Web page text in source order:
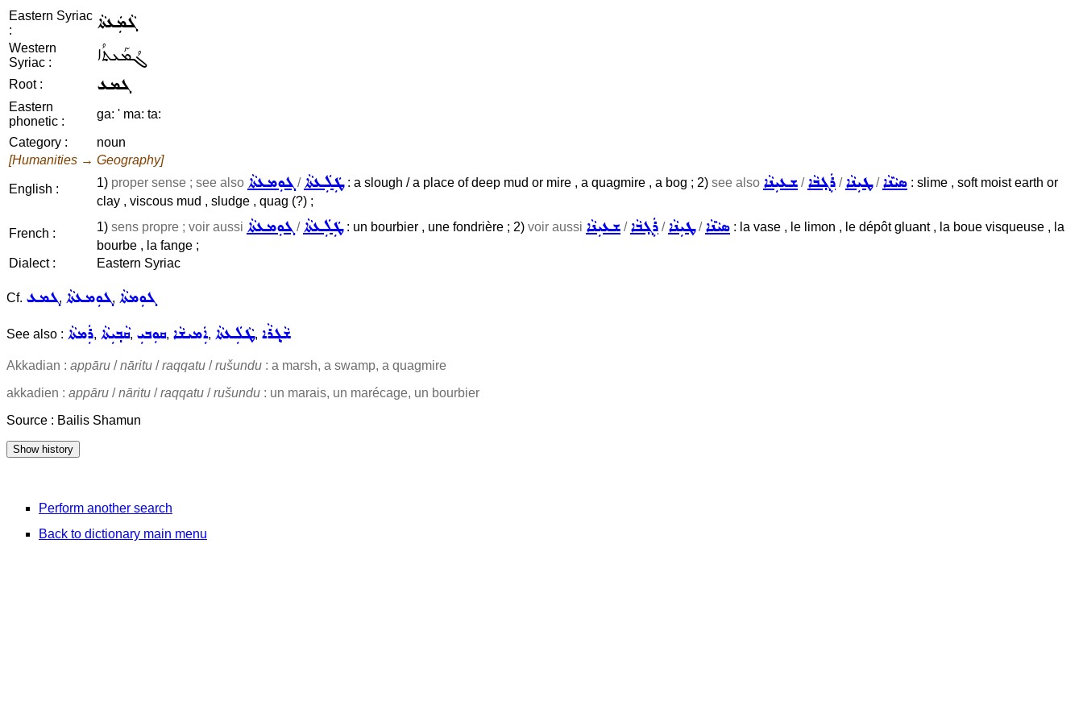
Eastern Syriac
:
ܓܵܡܲܥܬܵܐ
Western
Syriac :
ܓܳܡܰܥܬܳܐ
Root : ܓܡܥ
Eastern
phonetic :
ga: ' ma: ta:
Category :
noun
[Humanities → Geography]
English : 1) proper sense ; see also ܓܘܼܡܥܬܵܐ /ܛܲܠܲܥܬܵܐ: a slough / a place of deep mud or mire , a quagmire , a bog ; 2) see also ܫܥܝܼܢܵܐ /ܪܲܓ݂ܒܵܐ /ܛܝܼܢܵܐ/ܣܝܵܢܵܐ : slime , soft moist earth or
clay , viscous mud , sludge , quag (?) ;
French : 1) sens propre ; voir aussi ܓܘܼܡܥܬܵܐ /ܛܲܠܲܥܬܵܐ: un bourbier , une fondrière ; 2) voir aussi ܫܥܝܼܢܵܐ /ܪܲܓ݂ܒܵܐ /ܛܝܼܢܵܐ/ܣܝܵܢܵܐ : la vase , le limon , le dépôt gluant , la boue visqueuse , la
bourbe , la fange ;
Dialect :
Eastern Syriac
Cf. ܓܡܥ, ܓܘܼܡܥܬܵܐ, ܓܘܼܡܬܵܐ
See also : ܪܲܡܬܵܐ, ܩܵܒ݂ܝܼܬܵܐ, ܩܘܼܒܝܼ, ܐܲܡܝܫܵܐ, ܛܵܠܲܥܬܵܐ, ܫܵܓ݂ܪܵܐ
Akkadian : appāru /nāritu /raqqatu /rušundu : a marsh, a swamp, a quagmire
akkadien : appāru /nāritu /raqqatu /rušundu : un marais, un marécage, un bourbier
Source : Bailis Shamun
Perform another search
Back to dictionary main menu